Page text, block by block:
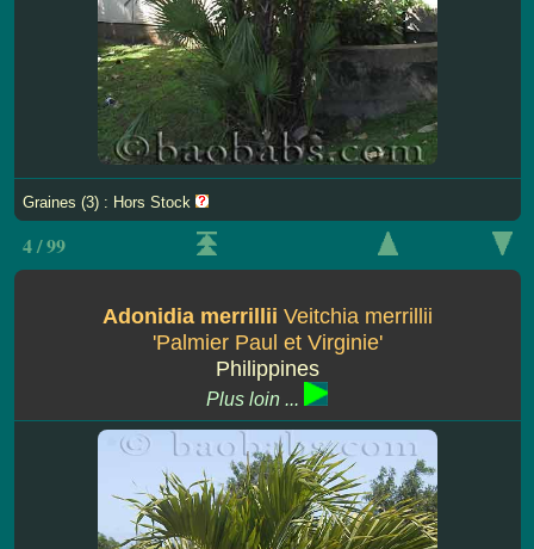
Graines (3) : Hors Stock
4 / 99
Adonidia merrillii Veitchia merrillii
'Palmier Paul et Virginie'
Philippines
Plus loin ...